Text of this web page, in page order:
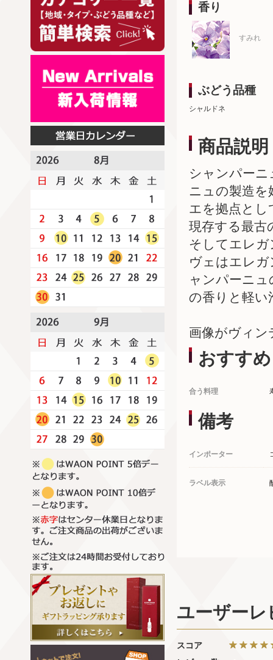
香り
すみれ
ぶどう品種
シャルドネ
商品説明
シャンパー
ニュの製造
エを拠点とし
現存する最古
そしてエレ
ヴェはエレ
ャンパーニ
の香りと軽い
画像がヴィン
おすすめ
合う料理
備考
インポーター
ラベル表示
ユーザーレ
スコア